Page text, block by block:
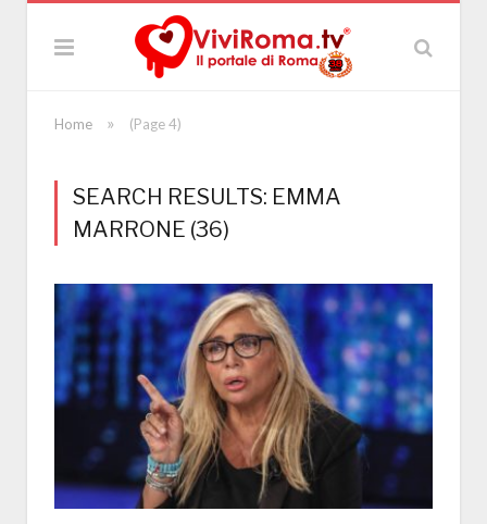
Home » (Page 4)
SEARCH RESULTS: EMMA
MARRONE (36)